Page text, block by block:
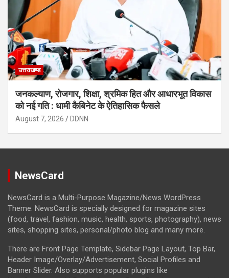
उत्तराखण्ड
जनकल्याण, रोजगार, शिक्षा, श्रमिक हित और आधारभूत विकास
को नई गति : धामी कैबिनेट के ऐतिहासिक फैसले
August 7, 2026 DDNN
NewsCard
NewsCard is a Multi-Purpose Magazine/News WordPress
Theme. NewsCard is specially designed for magazine sites
(food, travel, fashion, music, health, sports, photography), news
sites, shopping sites, personal/photo blog and many more.
There are Front Page Template, Sidebar Page Layout, Top Bar,
Header Image/Overlay/Advertisement, Social Profiles and
Banner Slider. Also supports popular plugins like